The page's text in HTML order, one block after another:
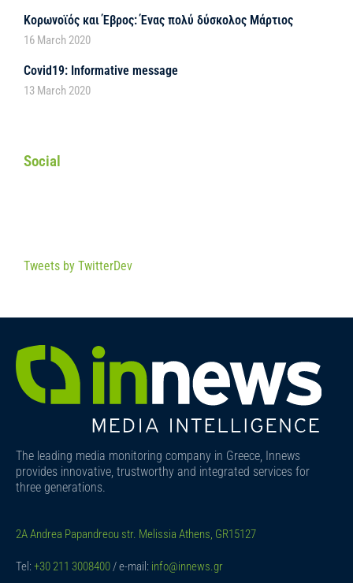
Κορωνοϊός και Έβρος: Ένας πολύ δύσκολος Μάρτιος
16 March 2020
Covid19: Informative message
13 March 2020
Social
Tweets by TwitterDev
The leading media monitoring company in Greece, Innews
provides innovative, trustworthy and integrated services for
three generations.
2A Andrea Papandreou str. Melissia Athens, GR15127
Tel: +30 211 3008400/ e-mail: info@innews.gr